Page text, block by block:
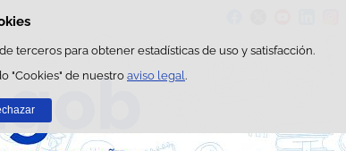
terceros para obtener estadísticas de uso y satisfacción.
"Cookies" de nuestro aviso legal .
al contenido